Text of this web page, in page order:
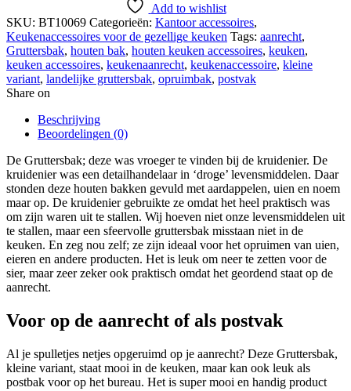
Add to wishlist
SKU: BT10069 Categorieën: Kantoor accessoires,
Keukenaccessoires voor de gezellige keuken Tags: aanrecht,
Gruttersbak, houten bak, houten keuken accessoires, keuken,
keuken accessoires, keukenaanrecht, keukenaccessoire, kleine
variant, landelijke gruttersbak, opruimbak, postvak
Share on
Beschrijving
Beoordelingen (0)
De Gruttersbak; deze was vroeger te vinden bij de kruidenier. De
kruidenier was een detailhandelaar in ‘droge’ levensmiddelen. Daar
stonden deze houten bakken gevuld met aardappelen, uien en noem
maar op. De kruidenier gebruikte ze omdat het heel praktisch was
om zijn waren uit te stallen. Wij hoeven niet onze levensmiddelen uit
te stallen, maar een sfeervolle gruttersbak misstaan niet in de
keuken. En zeg nou zelf; ze zijn ideaal voor het opruimen van uien,
eieren en andere producten. Het is leuk om neer te zetten voor de
sier, maar zeer zeker ook praktisch omdat het geordend staat op de
aanrecht.
Voor op de aanrecht of als postvak
Al je spulletjes netjes opgeruimd op je aanrecht? Deze Gruttersbak,
kleine variant, staat mooi in de keuken, maar kan ook leuk als
postbak voor op het bureau. Het is super mooi en handig product